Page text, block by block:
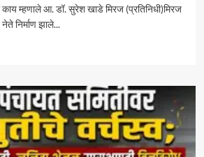
काय म्हणाले आ. डॉ. सुरेश खाडे मिरज (प्रतिनिधी)मिरज
निर्माण झाले...